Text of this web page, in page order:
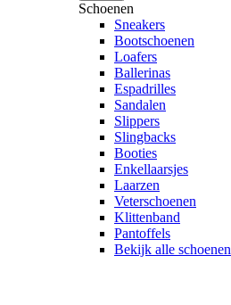
Schoenen
Sneakers
Bootschoenen
Loafers
Ballerinas
Espadrilles
Sandalen
Slippers
Slingbacks
Booties
Enkellaarsjes
Laarzen
Veterschoenen
Klittenband
Pantoffels
Bekijk alle schoenen